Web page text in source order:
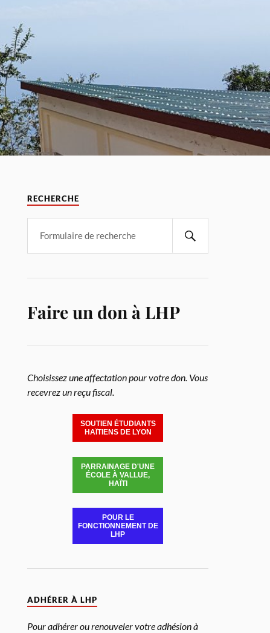
RECHERCHE
Faire un don à LHP
Choisissez une affectation pour votre don. Vous
recevrez un reçu fiscal.
SOUTIEN ÉTUDIANTS
HAÏTIENS DE LYON
PARRAINAGE D'UNE
ÉCOLE À VALLUE,
HAÏTI
POUR LE
FONCTIONNEMENT DE
LHP
ADHÉRER À LHP
Pour adhérer ou renouveler votre adhésion à